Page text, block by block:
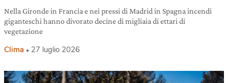
Nella Gironde in Francia e nei pressi di Madrid in Spagna incendi
giganteschi hanno divorato decine di migliaia di ettari di
vegetazione
Clima 27 luglio 2026